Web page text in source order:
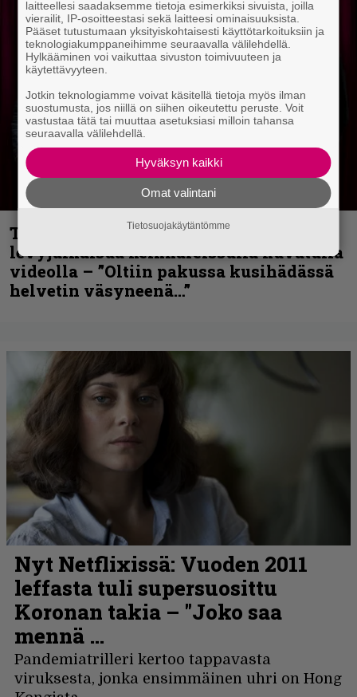
Thrash ’n’ roll -yhtye Madred ryydittää
levyjulkaisua keikkareissulla kuvatulla
videolla – ”Oltiin pakussa kusihädässä
helvetin väsyneenä…”
laitteellesi saadaksemme tietoja esimerkiksi sivuista, joilla
vierailit, IP-osoitteestasi sekä laitteesi ominaisuuksista.
Pääset tutustumaan yksityiskohtaisesti käyttötarkoituksiin ja
teknologiakumppaneihimme seuraavalla välilehdellä.
Hylkääminen voi vaikuttaa sivuston toimivuuteen ja
käytettävyyteen.
Jotkin teknologiamme voivat käsitellä tietoja myös ilman
suostumusta, jos niillä on siihen oikeutettu peruste. Voit
vastustaa tätä tai muuttaa asetuksiasi milloin tahansa
seuraavalla välilehdellä.
Hyväksyn kaikki
Omat valintani
Tietosuojakäytäntömme